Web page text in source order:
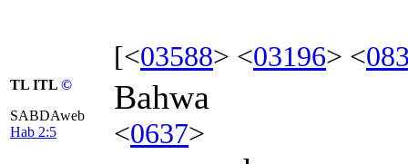
[<03588> <03196> <
TL ITL ©
SABDAweb
Hab 2:5
Bahwa
<0637>